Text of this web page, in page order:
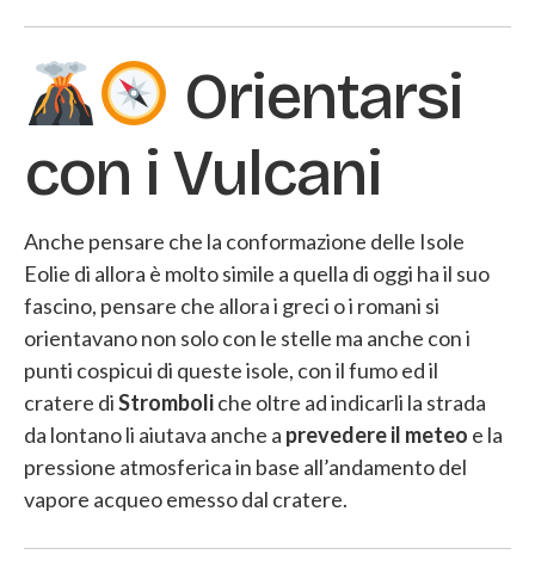
Orientarsi
con i Vulcani
Anche pensare che la conformazione delle Isole
Eolie di allora è molto simile a quella di oggi ha il suo
fascino, pensare che allora i greci o i romani si
orientavano non solo con le stelle ma anche con i
punti cospicui di queste isole, con il fumo ed il
cratere diStromboliche oltre ad indicarli la strada
da lontano li aiutava anche a prevedere il meteo e la
pressione atmosferica in base all’andamento del
vapore acqueo emesso dal cratere.